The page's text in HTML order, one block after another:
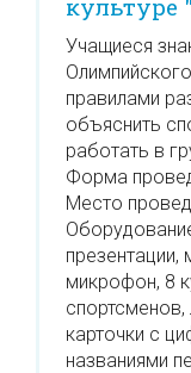
культуре
Учащиеся
правилами
объяснить
работать в
Форма
Место
микрофон, 8
карточки с
названиями